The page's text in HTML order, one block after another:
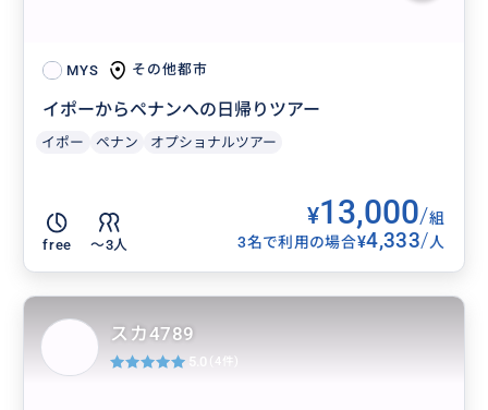
MYS その他都市
イポーからペナンへの日帰りツアー
イポー ペナン オプショナルツアー
free 〜3人
¥13,000/組
3名で利用の場合¥4,333/人
スカ4789
5.0 (4件)